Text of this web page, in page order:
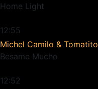
Home Light
12:55
Michel Camilo & Tomatito
Besame Mucho
12:52